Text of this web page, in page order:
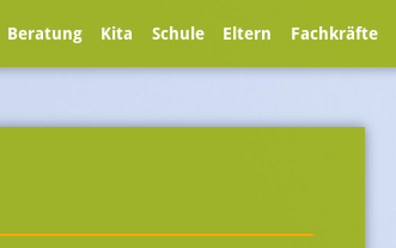
Beratung Kita Schule Eltern Fachkräfte